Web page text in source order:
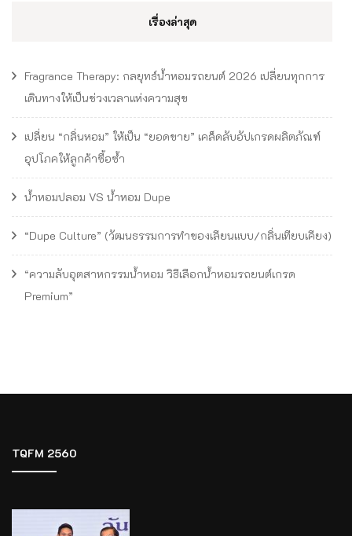
เรื่องล่าสุด
Fragrance Therapy: กลยุทธ์น้ำหอมรถยนต์ 2026 เปลี่ยนทุกการ
เดินทางให้เป็นช่วงเวลาแห่งความสุข
เปลี่ยน “กลิ่นหอม” ให้เป็น “ยอดขาย” เคล็ดลับอัปเกรดผลิตภัณฑ์
อุปโภคให้ลูกค้าซื้อซ้ำ
น้ำหอมปลอม VS น้ำหอม Dupe
“Dupe Culture” (วัฒนธรรมการทำของเลียนแบบ/กลิ่นเทียบเคียง)
“ความลับอุตสาหกรรมน้ำหอม วิธีเลือกน้ำหอมรถยนต์เกรด
Premium”
TQFM 2560